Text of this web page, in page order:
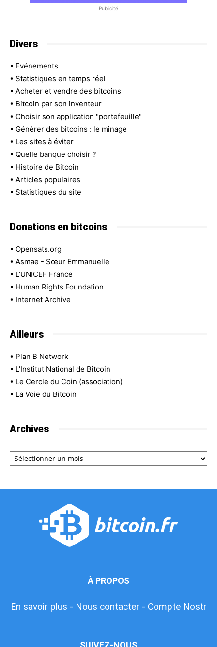
Publicité
Divers
• Evénements
• Statistiques en temps réel
• Acheter et vendre des bitcoins
• Bitcoin par son inventeur
• Choisir son application "portefeuille"
• Générer des bitcoins : le minage
• Les sites à éviter
• Quelle banque choisir ?
• Histoire de Bitcoin
• Articles populaires
• Statistiques du site
Donations en bitcoins
• Opensats.org
• Asmae - Sœur Emmanuelle
• L'UNICEF France
• Human Rights Foundation
• Internet Archive
Ailleurs
• Plan B Network
• L'Institut National de Bitcoin
• Le Cercle du Coin (association)
• La Voie du Bitcoin
Archives
Archives
À PROPOS
En savoir plus - Nous contacter - Compte Nostr
SUIVEZ-NOUS